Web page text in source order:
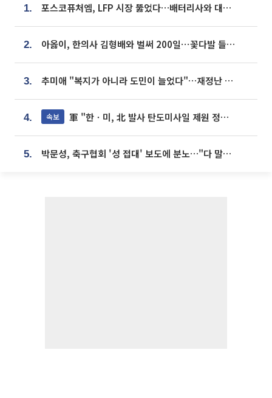
1. 포스코퓨처엠, LFP 시장 뚫었다…배터리사와 대규모 장기 공급 합의
2. 아옳이, 한의사 김형배와 벌써 200일⋯꽃다발 들고 "프러포즈 아냐"
3. 추미애 "복지가 아니라 도민이 늘었다"…재정난 책임론 정면돌파
4. 속보 軍 "한ㆍ미, 北 발사 탄도미사일 제원 정밀분석 중"
5. 박문성, 축구협회 '성 접대' 보도에 분노…"다 말아먹으려고 작정했나"